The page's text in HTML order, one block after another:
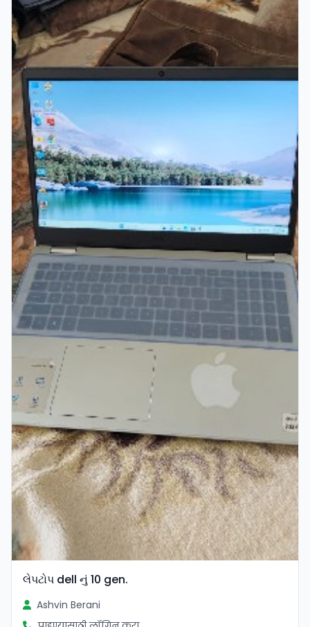
લેપટોપ dell નું 10 gen.
Ashvin Berani